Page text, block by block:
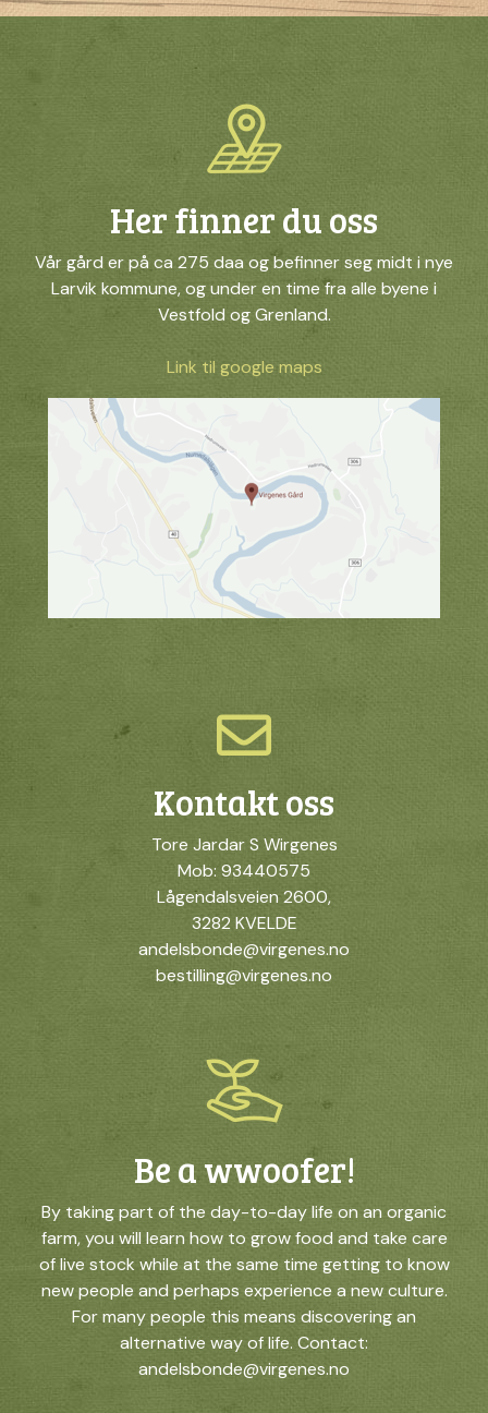
Her finner du oss
Vår gård er på ca 275 daa og befinner seg midt i nye
Larvik kommune, og under en time fra alle byene i
Vestfold og Grenland.
Link til google maps
Kontakt oss
Tore Jardar S Wirgenes
Mob: 93440575
Lågendalsveien 2600,
3282 KVELDE
andelsbonde@virgenes.no
bestilling@virgenes.no
Be a wwoofer!
By taking part of the day-to-day life on an organic
farm, you will learn how to grow food and take care
of live stock while at the same time getting to know
new people and perhaps experience a new culture.
For many people this means discovering an
alternative way of life. Contact:
andelsbonde@virgenes.no